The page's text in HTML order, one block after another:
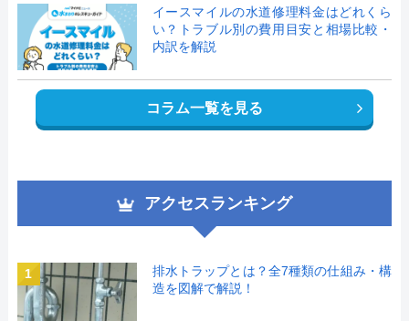
イースマイルの水道修理料金はどれくら
い？トラブル別の費用目安と相場比較・
内訳を解説
コラム一覧を見る
アクセスランキング
1
排水トラップとは？全7種類の仕組み・構
造を図解で解説！